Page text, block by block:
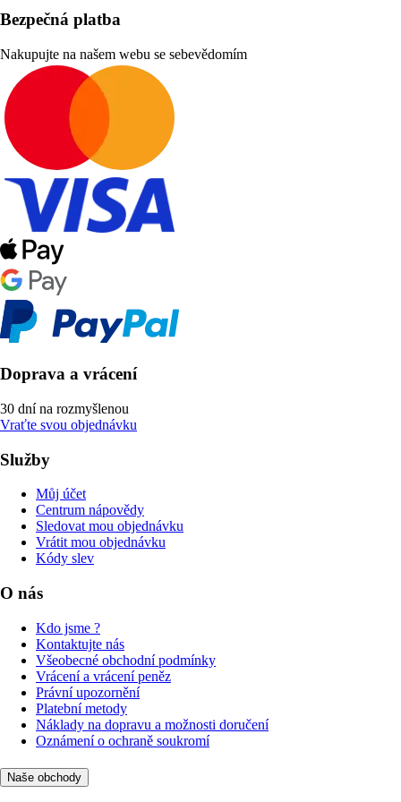
Bezpečná platba
Nakupujte na našem webu se sebevědomím
Doprava a vrácení
30 dní na rozmyšlenou
Vraťte svou objednávku
Služby
Můj účet
Centrum nápovědy
Sledovat mou objednávku
Vrátit mou objednávku
Kódy slev
O nás
Kdo jsme ?
Kontaktujte nás
Všeobecné obchodní podmínky
Vrácení a vrácení peněz
Právní upozornění
Platební metody
Náklady na dopravu a možnosti doručení
Oznámení o ochraně soukromí
Naše obchody